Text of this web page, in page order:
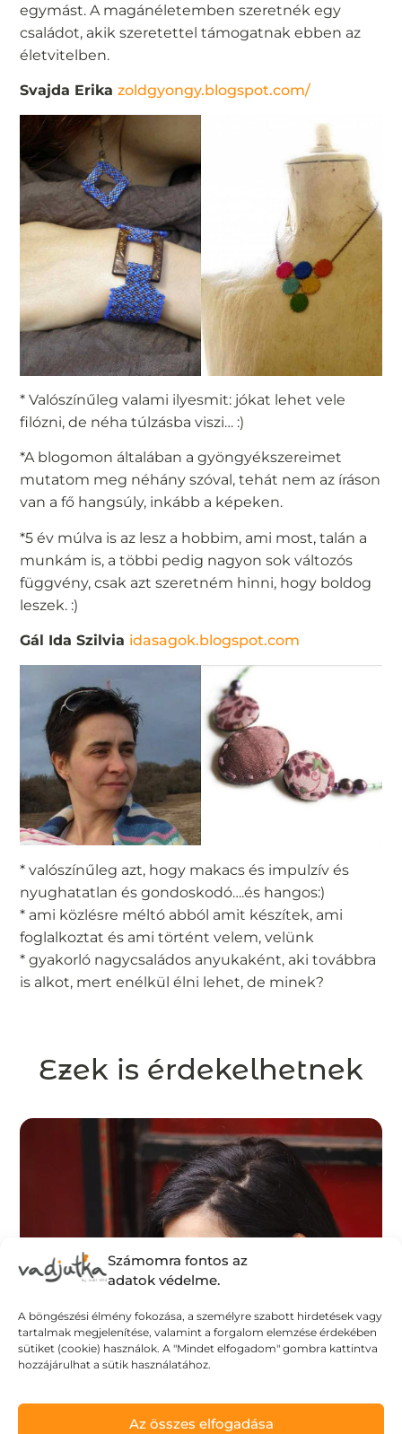
Számomra fontos az
adatok védelme.
A böngészési élmény fokozása, a személyre szabott hirdetések vagy
tartalmak megjelenítése, valamint a forgalom elemzése érdekében
sütiket (cookie) használok. A "Mindet elfogadom" gombra kattintva
hozzájárulhat a sütik használatához.
Az összes elfogadása
egymást. A magánéletemben szeretnék egy
családot, akik szeretettel támogatnak ebben az
életvitelben.
Svajda Erikazoldgyongy.blogspot.com/
* Valószínűleg valami ilyesmit: jókat lehet vele
filózni, de néha túlzásba viszi… :)
*A blogomon általában a gyöngyékszereimet
mutatom meg néhány szóval, tehát nem az íráson
van a fő hangsúly, inkább a képeken.
*5 év múlva is az lesz a hobbim, ami most, talán a
munkám is, a többi pedig nagyon sok változós
függvény, csak azt szeretném hinni, hogy boldog
leszek. :)
Gál Ida Szilvia idasagok.blogspot.com
* valószínűleg azt, hogy makacs és impulzív és
nyughatatlan és gondoskodó….és hangos:)
* ami közlésre méltó abból amit készítek, ami
foglalkoztat és ami történt velem, velünk
* gyakorló nagycsaládos anyukaként, aki továbbra
is alkot, mert enélkül élni lehet, de minek?
Ezek is érdekelhetnek